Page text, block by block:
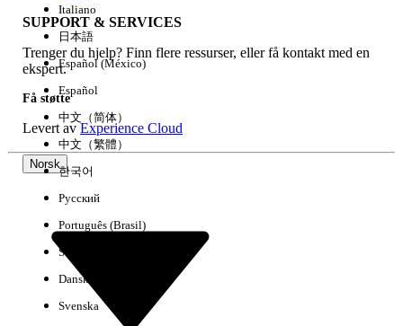
Fjern alle Utført
SUPPORT & SERVICES
Trenger du hjelp? Finn flere ressurser, eller få kontakt med en
ekspert.
Få støtte
Levert avExperience Cloud
Norsk
Italiano
日本語
Español (México)
Español
中文（简体）
中文（繁體）
한국어
Русский
Português (Brasil)
Suomi
Dansk
Svenska